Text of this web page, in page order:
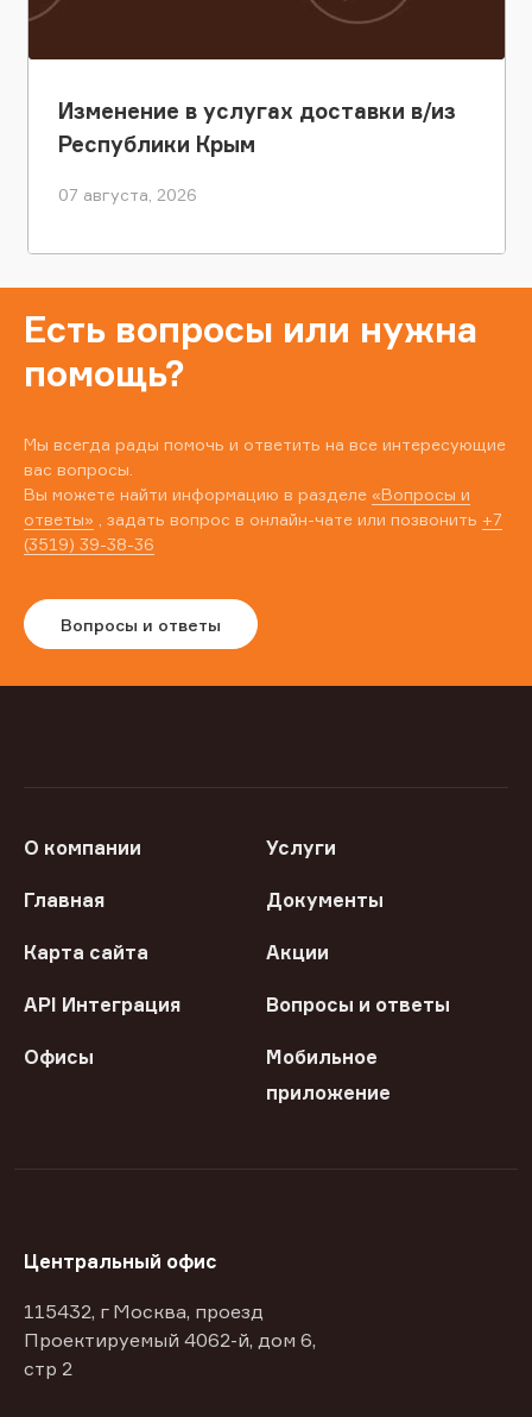
Изменение в услугах доставки в/из
Республики Крым
07 августа, 2026
Есть вопросы или нужна
помощь?
Мы всегда рады помочь и ответить на все интересующие
вас вопросы.
Вы можете найти информацию в разделе «Вопросы и
ответы» , задать вопрос в онлайн-чате или позвонить +7
(3519) 39-38-36
Вопросы и ответы
О компании Услуги
Главная Документы
Карта сайта Акции
API Интеграция Вопросы и ответы
Офисы
Мобильное
приложение
Центральный офис
115432, г Москва, проезд
Проектируемый 4062-й, дом 6,
стр 2